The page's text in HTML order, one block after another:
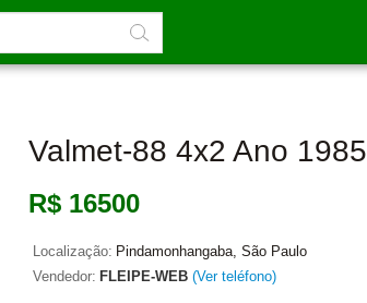
Valmet-88 4x2 Ano 1985
R$ 16500
Localização: Pindamonhangaba, São Paulo
Vendedor: FLEIPE-WEB (Ver teléfono)